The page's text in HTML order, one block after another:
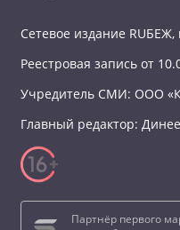
Сетевое издание
Реестровая запись от
Учредитель СМИ: ООО
Главный редактор:
Партнёр первого